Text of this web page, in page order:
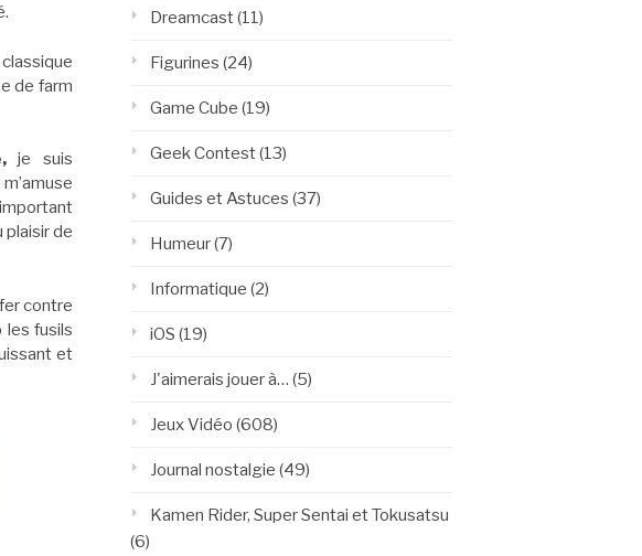
classique
de farm
je suis
plaisir de
contre
les fusils
et
Dreamcast(11)
Figurines (24)
Game Cube (19)
Geek Contest(13)
Guides et Astuces (37)
Humeur(7)
Informatique (2)
iOS (19)
J'aimerais jouer à… (5)
Jeux Vidéo (608)
Journal nostalgie (49)
Kamen Rider, Super Sentai et Tokusatsu
(6)